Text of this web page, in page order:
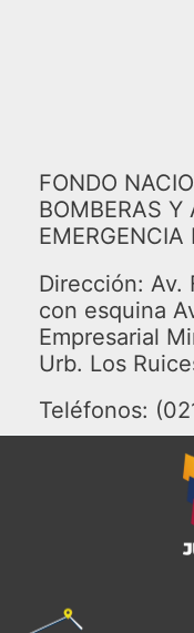
FONDO
BOMBERAS Y
EMERGENCIA
Dirección: Av.
con esquina
Empresarial
Urb. Los
Teléfonos: